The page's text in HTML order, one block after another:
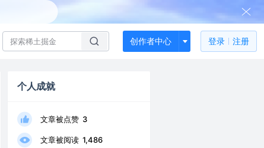
创作者中心 登录 注册
个人成就
文章被点赞 3
文章被阅读 1,486